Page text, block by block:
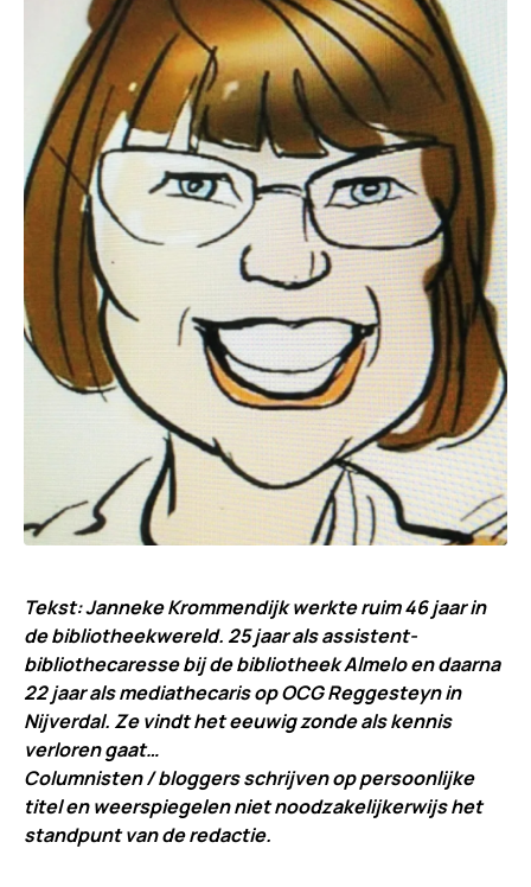
Tekst: Janneke Krommendijk werkte ruim 46 jaar in
de bibliotheekwereld. 25 jaar als assistent-
bibliothecaresse bij de bibliotheek Almelo en daarna
22 jaar als mediathecaris op OCG Reggesteyn in
Nijverdal. Ze vindt het eeuwig zonde als kennis
verloren gaat…
Columnisten / bloggers schrijven op persoonlijke
titel en weerspiegelen niet noodzakelijkerwijs het
standpunt van de redactie.